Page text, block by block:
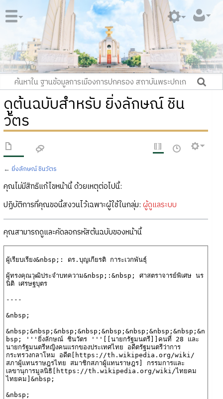
ดูต้นฉบับสำหรับ ยิ่งลักษณ์ ชิน
วัตร
← ยิ่งลักษณ์ ชินวัตร
คุณไม่มีสิทธิแก้ไขหน้านี้ ด้วยเหตุต่อไปนี้:
ปฏิบัติการที่คุณขอนี้สงวนไว้เฉพาะผู้ใช้ในกลุ่ม: ผู้ดูแลระบบ
คุณสามารถดูและคัดลอกรหัสต้นฉบับของหน้านี้